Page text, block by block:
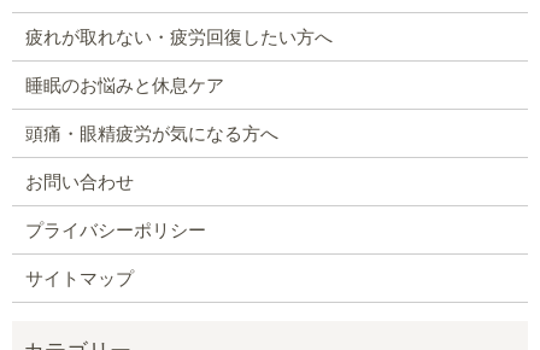
疲れが取れない・疲労回復したい方へ
睡眠のお悩みと休息ケア
頭痛・眼精疲労が気になる方へ
お問い合わせ
プライバシーポリシー
サイトマップ